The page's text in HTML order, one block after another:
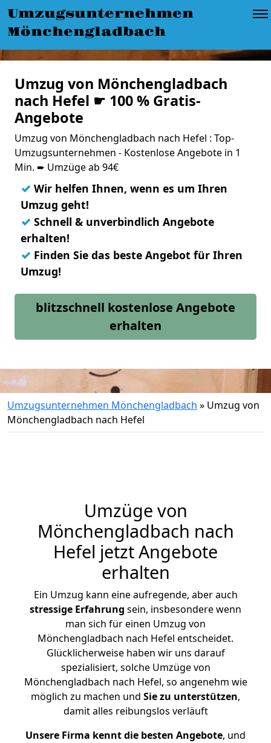
Umzugsunternehmen
Mönchengladbach
Umzug von Mönchengladbach
nach Hefel ☛ 100 % Gratis-
Angebote
Umzug von Mönchengladbach nach Hefel : Top-
Umzugsunternehmen - Kostenlose Angebote in 1
Min. ➨ Umzüge ab 94€
✓ Wir helfen Ihnen, wenn es um Ihren
Umzug geht!
✓ Schnell & unverbindlich Angebote
erhalten!
✓ Finden Sie das beste Angebot für Ihren
Umzug!
blitzschnell kostenlose Angebote
erhalten
Umzugsunternehmen Mönchengladbach » Umzug von
Mönchengladbach nach Hefel
Umzüge von
Mönchengladbach nach
Hefel jetzt Angebote
erhalten
Ein Umzug kann eine aufregende, aber auch
stressige Erfahrung sein, insbesondere wenn
man sich für einen Umzug von
Mönchengladbach nach Hefel entscheidet.
Glücklicherweise haben wir uns darauf
spezialisiert, solche Umzüge von
Mönchengladbach nach Hefel, so angenehm wie
möglich zu machen und Sie zu unterstützen,
damit alles reibungslos verläuft
Unsere Firma kennt die besten Angebote, und